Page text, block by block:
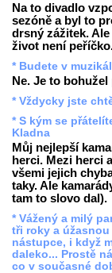
Na to divadlo
sezóně a byl to
drsný zážitek.
život není
* Budete v
Ne. Je to
* Vždycky jste
* S kým se
Kladna
Můj nejlepší
herci. Mezi herci
všemi jejich
taky. Ale
tam to slovo dal).
* Vážený a milý
tři roky a
nástupce, i když
daleko... Prostě
co v současné